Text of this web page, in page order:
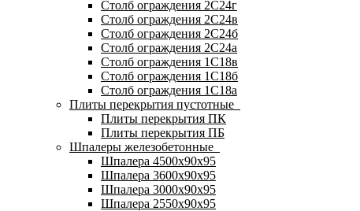
Столб ограждения 2С24г
Столб ограждения 2С24в
Столб ограждения 2С24б
Столб ограждения 2С24а
Столб ограждения 1С18в
Столб ограждения 1С18б
Столб ограждения 1С18а
Плиты перекрытия пустотные
Плиты перекрытия ПК
Плиты перекрытия ПБ
Шпалеры железобетонные
Шпалера 4500х90х95
Шпалера 3600х90х95
Шпалера 3000х90х95
Шпалера 2550х90х95